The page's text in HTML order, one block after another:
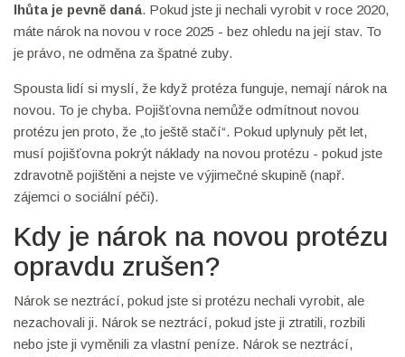
lhůta je pevně daná. Pokud jste ji nechali vyrobit v roce 2020,
máte nárok na novou v roce 2025 - bez ohledu na její stav. To
je právo, ne odměna za špatné zuby.
Spousta lidí si myslí, že když protéza funguje, nemají nárok na
novou. To je chyba. Pojišťovna nemůže odmítnout novou
protézu jen proto, že „to ještě stačí“. Pokud uplynuly pět let,
musí pojišťovna pokrýt náklady na novou protézu - pokud jste
zdravotně pojištěni a nejste ve výjimečné skupině (např.
zájemci o sociální péči).
Kdy je nárok na novou protézu
opravdu zrušen?
Nárok se neztrácí, pokud jste si protézu nechali vyrobit, ale
nezachovali ji. Nárok se neztrácí, pokud jste ji ztratili, rozbili
nebo jste ji vyměnili za vlastní peníze. Nárok se neztrácí,